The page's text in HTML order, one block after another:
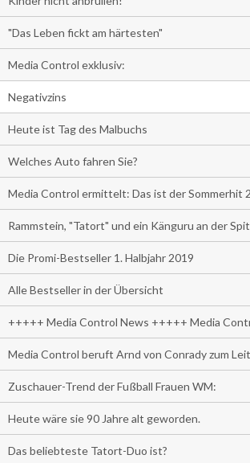
"Das Leben fickt am härtesten"
Media Control exklusiv:
Negativzins
Heute ist Tag des Malbuchs
Welches Auto fahren Sie?
Media Control ermittelt: Das ist der Sommerhit
Rammstein, "Tatort" und ein Känguru an der
Die Promi-Bestseller 1. Halbjahr 2019
Alle Bestseller in der Übersicht
+++++ Media Control News +++++ Media
Media Control beruft Arnd von Conrady zum
Zuschauer-Trend der Fußball Frauen WM:
Heute wäre sie 90 Jahre alt geworden.
Das beliebteste Tatort-Duo ist?